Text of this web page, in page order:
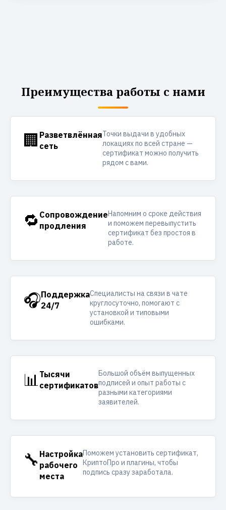
Преимущества работы с нами
🏢 Разветвлённая
сеть
Точки выдачи в удобных
локациях по всей стране —
сертификат можно получить
рядом с вами.
🔁 Сопровождение
продления
Напомним о сроке действия
и поможем перевыпустить
сертификат без простоя в
работе.
🎧Поддержка
24/7
Специалисты на связи в чате
круглосуточно, помогают с
установкой и типовыми
ошибками.
📊 Тысячи
сертификатов
Большой объём выпущенных
подписей и опыт работы с
разными категориями
заявителей.
🔧 Настройка
рабочего
места
Поможем установить сертификат,
КриптоПро и плагины, чтобы
подпись сразу заработала.